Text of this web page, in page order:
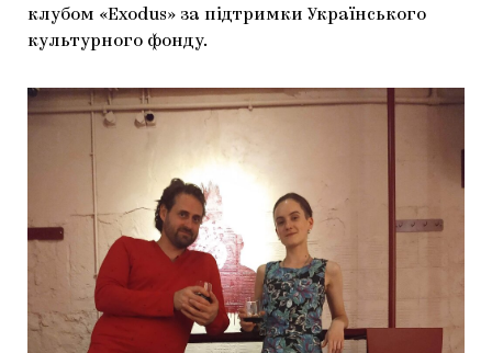
клубом «Exodus» за підтримки Українського
культурного фонду.